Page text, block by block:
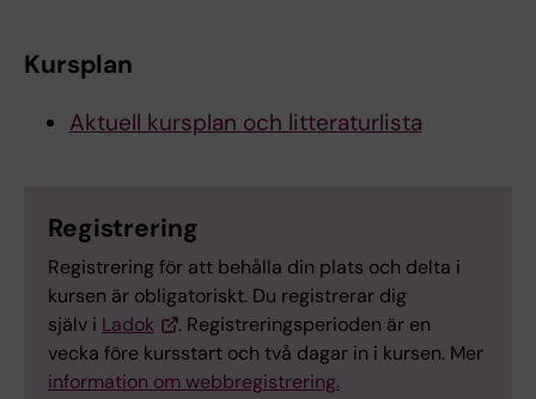
Kursplan
Aktuell kursplan och litteraturlista
Registrering
Registrering för att behålla din plats och delta i
kursen är obligatoriskt. Du registrerar dig
själv i Ladok
. Registreringsperioden är en
vecka före kursstart och två dagar in i kursen. Mer
information om webbregistrering.